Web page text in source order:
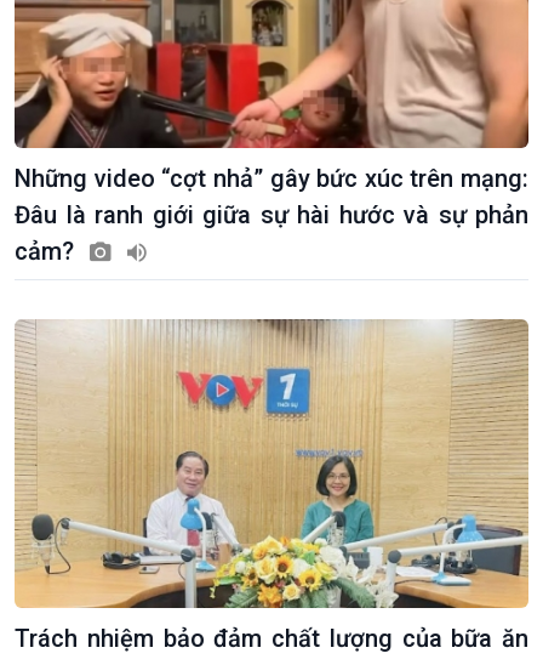
Những video “cợt nhả” gây bức xúc trên mạng:
Đâu là ranh giới giữa sự hài hước và sự phản
cảm?
Trách nhiệm bảo đảm chất lượng của bữa ăn